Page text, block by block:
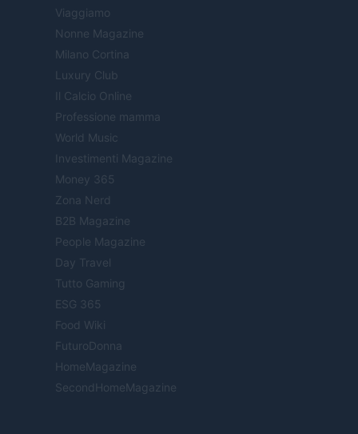
Viaggiamo
Nonne Magazine
Milano Cortina
Luxury Club
Il Calcio Online
Professione mamma
World Music
Investimenti Magazine
Money 365
Zona Nerd
B2B Magazine
People Magazine
Day Travel
Tutto Gaming
ESG 365
Food Wiki
FuturoDonna
HomeMagazine
SecondHomeMagazine